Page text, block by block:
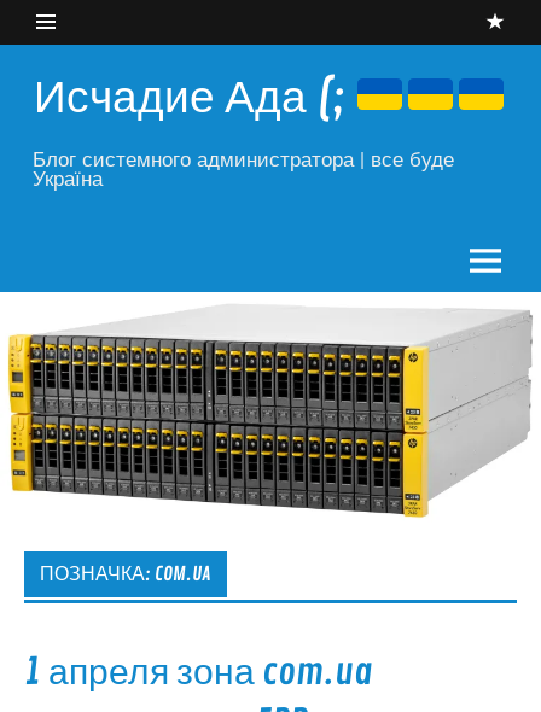
content
Исчадие Ада (;
Блог системного администратора | все буде
Україна
ПОЗНАЧКА: COM.UA
1 апреля зона com.ua